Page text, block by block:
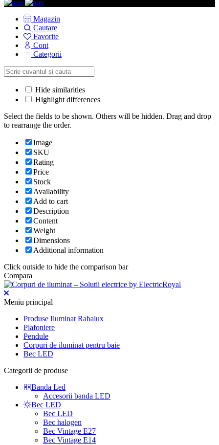
Magazin
Cautare
Favorite
Cont
Categorii
Hide similarities
Highlight differences
Select the fields to be shown. Others will be hidden. Drag and drop
to rearrange the order.
Image
SKU
Rating
Price
Stock
Availability
Add to cart
Description
Content
Weight
Dimensions
Additional information
Click outside to hide the comparison bar
Compara
Meniu principal
Produse Iluminat Rabalux
Plafoniere
Pendule
Corpuri de iluminat pentru baie
Bec LED
Categorii de produse
Banda Led
Accesorii banda LED
Bec LED
Bec LED
Bec halogen
Bec Vintage E27
Bec Vintage E14